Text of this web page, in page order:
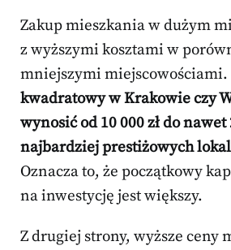
Zakup mieszkania w dużym
z wyższymi kosztami w
mniejszymi miejscowościami.
kwadratowy w Krakowie czy
wynosić od 10 000 zł do nawet
najbardziej prestiżowych
Oznacza to, że początkowy
na inwestycję jest większy.
Z drugiej strony, wyższe ceny